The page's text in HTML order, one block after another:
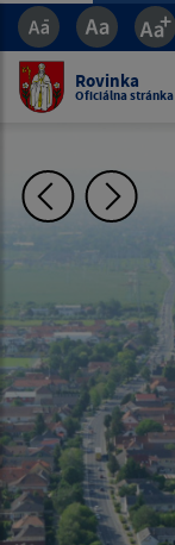
Rovinka
Oficiálna stránka